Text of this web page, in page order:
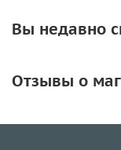
Вы недавно
Отзывы о